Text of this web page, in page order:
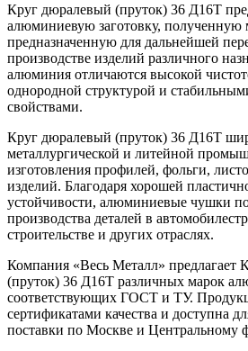
Круг дюралевый (пруток) 36 Д16Т
алюминиевую заготовку, полученную
предназначенную для дальнейшей
производстве изделий различного
алюминия отличаются высокой
однородной структурой и
свойствами.
Круг дюралевый (пруток) 36 Д16Т
металлургической и литейной
изготовления профилей, фольги,
изделий. Благодаря хорошей
устойчивости, алюминиевые чушки
производства деталей в
строительстве и других отраслях.
Компания «Весь Металл» предлагает
(пруток) 36 Д16Т различных марок
соответствующих ГОСТ и ТУ.
сертификатами качества и доступна
поставки по Москве и Центральному